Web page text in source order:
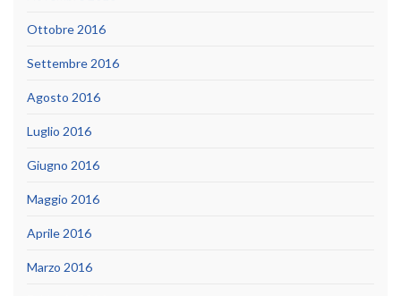
Ottobre 2016
Settembre 2016
Agosto 2016
Luglio 2016
Giugno 2016
Maggio 2016
Aprile 2016
Marzo 2016